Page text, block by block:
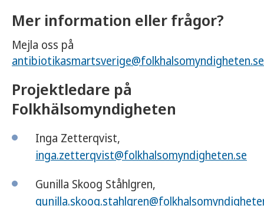
Mer information eller frågor?
Mejla oss på
antibiotikasmartsverige@folkhalsomyndigheten.se
Projektledare på
Folkhälsomyndigheten
Inga Zetterqvist,
inga.zetterqvist@folkhalsomyndigheten.se
Gunilla Skoog Ståhlgren,